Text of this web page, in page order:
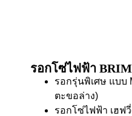
รอกโซ่ไฟฟ้า
รอกรุ่นพิเศษ แบบ
ตะขอล่าง)
รอกโซ่ไฟฟ้า เฮฟ